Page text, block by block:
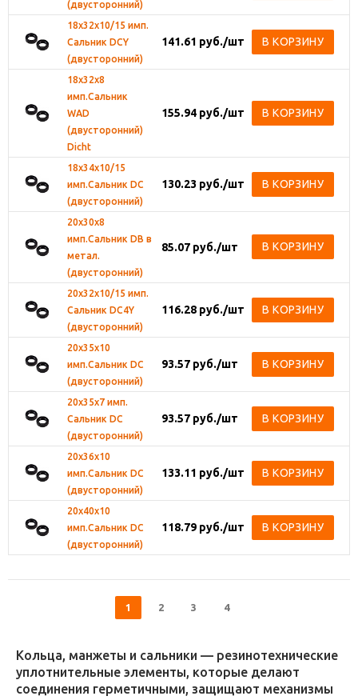
(двусторонний)
18х32х10/15 имп.
Сальник DCY
(двусторонний)
141.61 руб./шт В КОРЗИНУ
18х32х8
имп.Сальник
WAD
(двусторонний)
Dicht
155.94 руб./шт В КОРЗИНУ
18х34х10/15
имп.Сальник DС
(двусторонний)
130.23 руб./шт В КОРЗИНУ
20х30х8
имп.Сальник DВ в
метал.
(двусторонний)
85.07 руб./шт В КОРЗИНУ
20х32х10/15 имп.
Сальник DC4Y
(двусторонний)
116.28 руб./шт В КОРЗИНУ
20х35х10
имп.Сальник DС
(двусторонний)
93.57 руб./шт В КОРЗИНУ
20х35х7 имп.
Сальник DС
(двусторонний)
93.57 руб./шт В КОРЗИНУ
20х36х10
имп.Сальник DС
(двусторонний)
133.11 руб./шт В КОРЗИНУ
20х40х10
имп.Сальник DС
(двусторонний)
118.79 руб./шт В КОРЗИНУ
1 2 3 4
Кольца, манжеты и сальники — резинотехнические
уплотнительные элементы, которые делают
соединения герметичными, защищают механизмы